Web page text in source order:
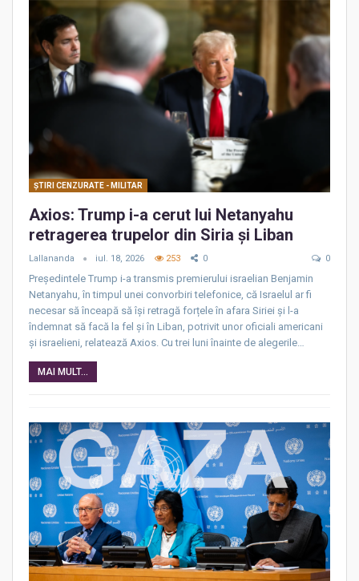
ŞTIRI CENZURATE - MILITAR
Axios: Trump i-a cerut lui Netanyahu
retragerea trupelor din Siria și Liban
Lallananda iul. 18, 2026 253 0 0
Președintele Trump i-a transmis premierului israelian Benjamin
Netanyahu, în timpul unei convorbiri telefonice, că Israelul ar fi
necesar să înceapă să își retragă forțele în afara Siriei și l-a
îndemnat să facă la fel și în Liban, potrivit unor oficiali americani
și israelieni, relatează Axios. Cu trei luni înainte de alegerile…
MAI MULT...